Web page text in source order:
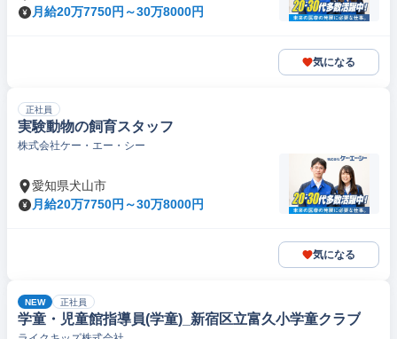
月給20万7750円～30万8000円
気になる
正社員
実験動物の飼育スタッフ
株式会社ケー・エー・シー
愛知県犬山市
月給20万7750円～30万8000円
気になる
NEW 正社員
学童・児童館指導員(学童)_新宿区立富久小学童クラブ